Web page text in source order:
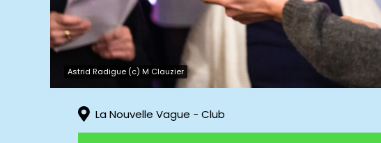
Astrid Radigue (c) M Clauzier
La Nouvelle Vague - Club